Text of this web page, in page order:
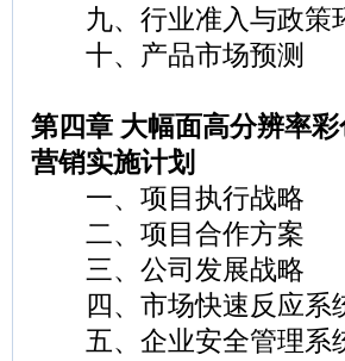
九、行业准入与政策
十、产品市场预测
第四章 大幅面高分辨率
营销实施计划
一、项目执行战略
二、项目合作方案
三、公司发展战略
四、市场快速反应系
五、企业安全管理系